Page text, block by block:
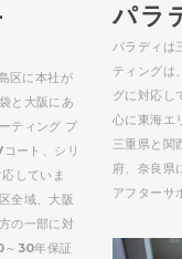
区に本社が
と大阪にあ
ティング プ
ート、シリ
していま
全域、大阪
の一部に対
～30年保証
パラ
パラディは
ティングは
グに対応し
心に東海エ
三重県と関
府、奈良県
アフターサ